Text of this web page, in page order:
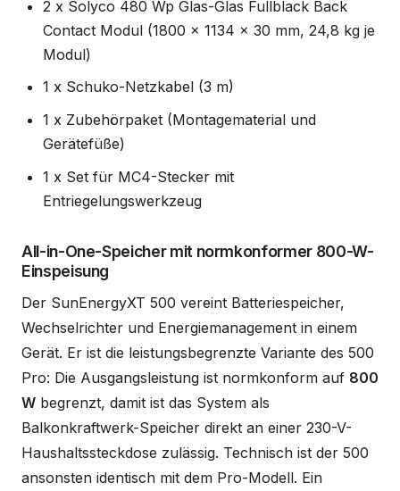
2 x Solyco 480 Wp Glas-Glas Fullblack Back
Contact Modul (1800 x 1134 x 30 mm, 24,8 kg je
Modul)
1 x Schuko-Netzkabel (3 m)
1 x Zubehörpaket (Montagematerial und
Gerätefüße)
1 x Set für MC4-Stecker mit
Entriegelungswerkzeug
All-in-One-Speicher mit normkonformer 800-W-
Einspeisung
Der SunEnergyXT 500 vereint Batteriespeicher,
Wechselrichter und Energiemanagement in einem
Gerät. Er ist die leistungsbegrenzte Variante des 500
Pro: Die Ausgangsleistung ist normkonform auf 800
W begrenzt, damit ist das System als
Balkonkraftwerk-Speicher direkt an einer 230-V-
Haushaltssteckdose zulässig. Technisch ist der 500
ansonsten identisch mit dem Pro-Modell. Ein